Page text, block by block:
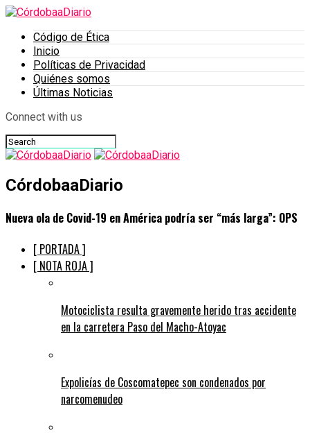
Código de Ética
Inicio
Políticas de Privacidad
Quiénes somos
Últimas Noticias
Connect with us
CórdobaaDiario
Nueva ola de Covid-19 en América podría ser “más larga”: OPS
[ PORTADA ]
[ NOTA ROJA ]
Motociclista resulta gravemente herido tras accidente
en la carretera Paso del Macho-Atoyac
Expolicías de Coscomatepec son condenados por
narcomenudeo